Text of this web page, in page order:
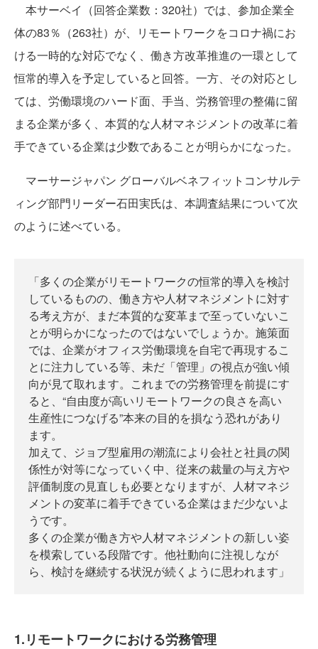
本サーベイ（回答企業数：320社）では、参加企業全
体の83％（263社）が、リモートワークをコロナ禍にお
ける一時的な対応でなく、働き方改革推進の一環として
恒常的導入を予定していると回答。一方、その対応とし
ては、労働環境のハード面、手当、労務管理の整備に留
まる企業が多く、本質的な人材マネジメントの改革に着
手できている企業は少数であることが明らかになった。
マーサージャパン グローバルベネフィットコンサルテ
ィング部門リーダー石田実氏は、本調査結果について次
のように述べている。
「多くの企業がリモートワークの恒常的導入を検討
しているものの、働き方や人材マネジメントに対す
る考え方が、まだ本質的な変革まで至っていないこ
とが明らかになったのではないでしょうか。施策面
では、企業がオフィス労働環境を自宅で再現するこ
とに注力している等、未だ「管理」の視点が強い傾
向が見て取れます。これまでの労務管理を前提にす
ると、“自由度が高いリモートワークの良さを高い
生産性につなげる”本来の目的を損なう恐れがあり
ます。
加えて、ジョブ型雇用の潮流により会社と社員の関
係性が対等になっていく中、従来の裁量の与え方や
評価制度の見直しも必要となりますが、人材マネジ
メントの変革に着手できている企業はまだ少ないよ
うです。
多くの企業が働き方や人材マネジメントの新しい姿
を模索している段階です。他社動向に注視しなが
ら、検討を継続する状況が続くように思われます」
1.リモートワークにおける労務管理